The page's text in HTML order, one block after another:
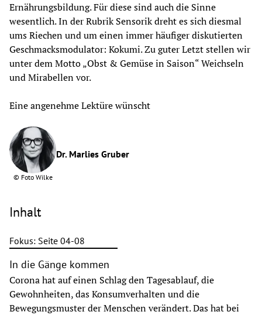
Ernährungsbildung. Für diese sind auch die Sinne
wesentlich. In der Rubrik Sensorik dreht es sich diesmal
ums Riechen und um einen immer häufiger diskutierten
Geschmacksmodulator: Kokumi. Zu guter Letzt stellen wir
unter dem Motto „Obst & Gemüse in Saison“ Weichseln
und Mirabellen vor.
Eine angenehme Lektüre wünscht
© Foto Wilke
Dr. Marlies Gruber
Inhalt
Fokus: Seite 04-08
In die Gänge kommen
Corona hat auf einen Schlag den Tagesablauf, die
Gewohnheiten, das Konsumverhalten und die
Bewegungsmuster der Menschen verändert. Das hat bei